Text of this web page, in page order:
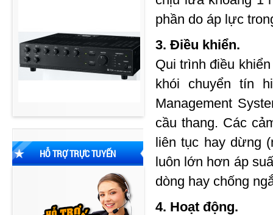
HỖ TRỢ TRỰC TUYẾN
phần do áp lực
3. Điều khiển.
Qui trình điều
khói chuyển tín
Management
cầu thang. Các
liên tục hay dừng
luôn lớn hơn áp
dòng hay chống
4. Hoạt động.